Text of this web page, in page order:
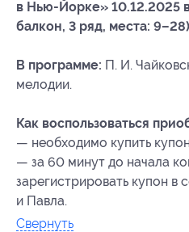
в Нью-Йорке» 10.12.2025
балкон, 3 ряд, места:
В программе: П. И.
мелодии.
Как воспользоваться
— необходимо купить
— за 60 минут до начала
зарегистрировать купон в
и Павла.
Свернуть